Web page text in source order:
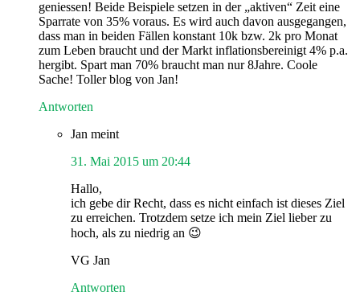
geniessen! Beide Beispiele setzen in der „aktiven“ Zeit eine
Sparrate von 35% voraus. Es wird auch davon ausgegangen,
dass man in beiden Fällen konstant 10k bzw. 2k pro Monat
zum Leben braucht und der Markt inflationsbereinigt 4% p.a.
hergibt. Spart man 70% braucht man nur 8Jahre. Coole
Sache! Toller blog von Jan!
Antworten
Jan meint
31. Mai 2015 um 20:44
Hallo,
ich gebe dir Recht, dass es nicht einfach ist dieses Ziel
zu erreichen. Trotzdem setze ich mein Ziel lieber zu
hoch, als zu niedrig an 😉
VG Jan
Antworten